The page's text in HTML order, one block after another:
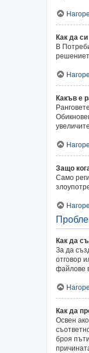
Нагоре
Как да
В
Нагоре
Какъв е
Нагоре
Защо
Само
Нагоре
Как да
За да
отговор
файлове
Нагоре
Как да
Освен
броя